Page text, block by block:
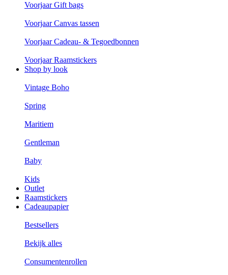
Voorjaar Gift bags
Voorjaar Canvas tassen
Voorjaar Cadeau- & Tegoedbonnen
Voorjaar Raamstickers
Shop by look
Vintage Boho
Spring
Maritiem
Gentleman
Baby
Kids
Outlet
Raamstickers
Cadeaupapier
Bestsellers
Bekijk alles
Consumentenrollen